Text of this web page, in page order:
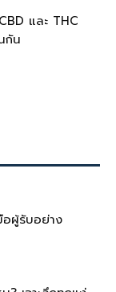
และ THC
กัน
ผู้รับอย่าง